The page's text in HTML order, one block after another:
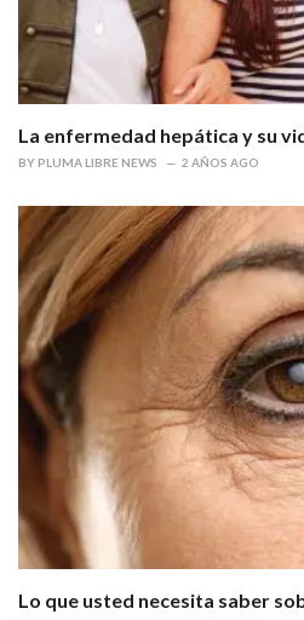
La enfermedad hepática y su
BY PLUMA LIBRE NEWS 2 AÑOS AGO
Lo que usted necesita saber